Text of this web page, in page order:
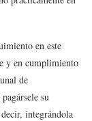
en este
y en cumplimiento
de
su
integrándola